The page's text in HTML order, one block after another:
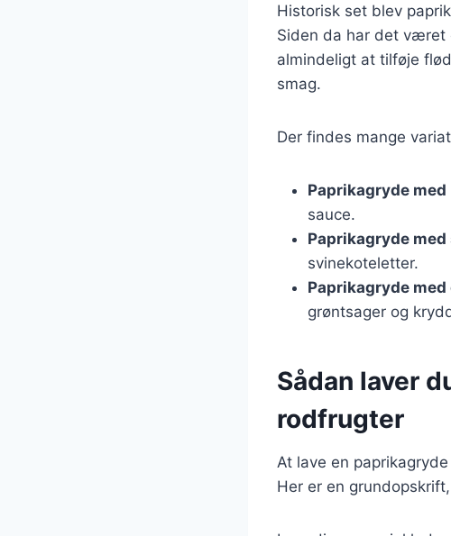
Historisk set blev
Siden da har det været
almindeligt at tilføje
smag.
Der findes mange
Paprikagryde
sauce.
Paprikagryde
svinekoteletter.
Paprikagryde
grøntsager og
Sådan laver
rodfrugter
At lave en
Her er en